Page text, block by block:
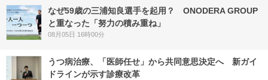
なぜ59歳の三浦知良選手を起用？ ONODERA GROUP
と重なった「努力の積み重ね」
08月05日 16時00分
うつ病治療、「医師任せ」から共同意思決定へ 新ガイ
ドラインが示す診療改革